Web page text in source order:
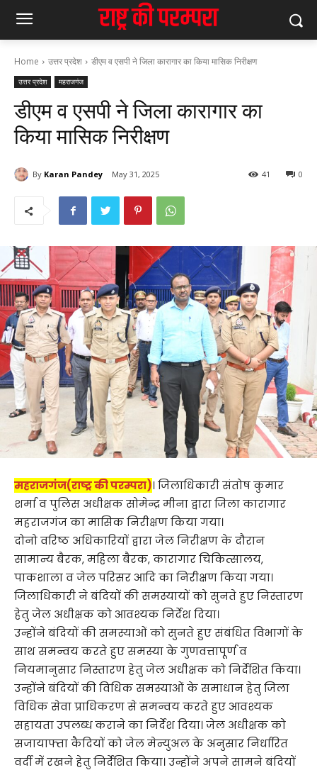
Home उत्तर प्रदेश डीएम व एसपी ने जिला कारागार का किया मासिक निरीक्षण
उत्तर प्रदेश महराजगंज
डीएम व एसपी ने जिला कारागार का
किया मासिक निरीक्षण
By Karan Pandey May 31, 2025 0
41
महराजगंज(राष्ट्र की परम्परा)। जिलाधिकारी संतोष कुमार
शर्मा व पुलिस अधीक्षक सोमेन्द्र मीना द्वारा जिला कारागार
महराजगंज का मासिक निरीक्षण किया गया।
दोनो वरिष्ठ अधिकारियों द्वारा जेल निरीक्षण के दौरान
सामान्य बैरक, महिला बैरक, कारागार चिकित्सालय,
पाकशाला व जेल परिसर आदि का निरीक्षण किया गया।
जिलाधिकारी ने बंदियों की समस्यायों को सुनते हुए निस्तारण
हेतु जेल अधीक्षक को आवश्यक निर्देश दिया।
उन्होंने बंदियों की समस्याओं को सुनते हुए संबंधित विभागों के
साथ समन्वय करते हुए समस्या के गुणवत्तापूर्ण व
नियमानुसार निस्तारण हेतु जेल अधीक्षक को निर्देशित किया।
उन्होंने बंदियों की विधिक समस्याओं के समाधान हेतु जिला
विधिक सेवा प्राधिकरण से समन्वय करते हुए आवश्यक
सहायता उपलब्ध कराने का निर्देश दिया। जेल अधीक्षक को
सजायाफ्ता कैदियों को जेल मेन्युअल के अनुसार निर्धारित
वर्दी में रखने हेतु निर्देशित किया। उन्होंने अपने सामने बंदियों